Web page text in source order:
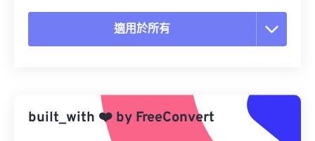
適用於所有
另存為預設
built_with ❤️ by FreeConvert